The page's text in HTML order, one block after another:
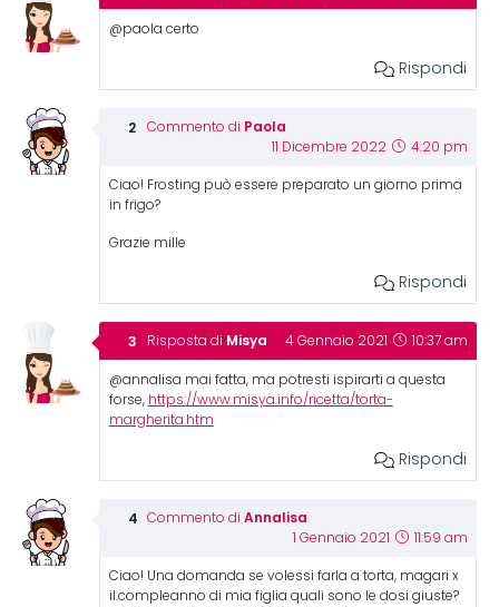
@paola certo
Rispondi
Commento di Paola
11 Dicembre 2022 4:20 pm
Ciao! Frosting può essere preparato un giorno prima
in frigo?
Grazie mille
Rispondi
Risposta di Misya 4 Gennaio 2021 10:37 am
@annalisa mai fatta, ma potresti ispirarti a questa
forse, https://www.misya.info/ricetta/torta-
margherita.htm
Rispondi
Commento di Annalisa
1 Gennaio 2021 11:59 am
Ciao! Una domanda se volessi farla a torta, magari x
il.compleanno di mia figlia quali sono le dosi giuste?